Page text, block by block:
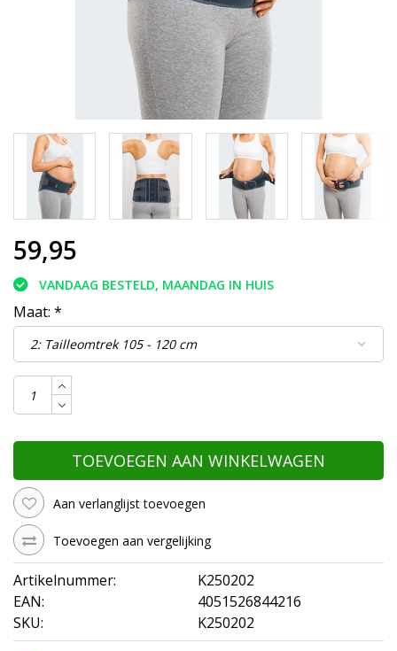
59,95
VANDAAG BESTELD, MAANDAG IN HUIS
Maat: *
TOEVOEGEN AAN WINKELWAGEN
Aan verlanglijst toevoegen
Toevoegen aan vergelijking
Artikelnummer:
K250202
EAN:
4051526844216
SKU:
K250202